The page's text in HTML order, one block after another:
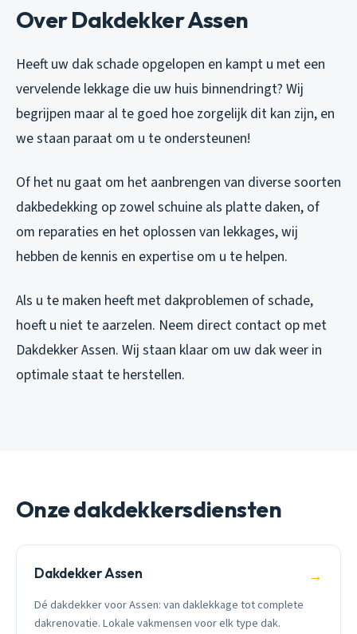
Over Dakdekker Assen
Heeft uw dak schade opgelopen en kampt u met een
vervelende lekkage die uw huis binnendringt? Wij
begrijpen maar al te goed hoe zorgelijk dit kan zijn, en
we staan paraat om u te ondersteunen!
Of het nu gaat om het aanbrengen van diverse soorten
dakbedekking op zowel schuine als platte daken, of
om reparaties en het oplossen van lekkages, wij
hebben de kennis en expertise om u te helpen.
Als u te maken heeft met dakproblemen of schade,
hoeft u niet te aarzelen. Neem direct contact op met
Dakdekker Assen. Wij staan klaar om uw dak weer in
optimale staat te herstellen.
Onze dakdekkersdiensten
Dakdekker Assen →
Dé dakdekker voor Assen: van daklekkage tot complete
dakrenovatie. Lokale vakmensen voor elk type dak.